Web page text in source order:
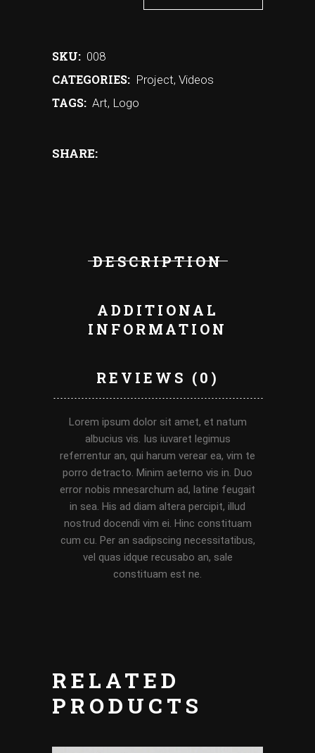
SKU: 008
CATEGORIES: Project, Videos
TAGS: Art, Logo
SHARE:
DESCRIPTION
ADDITIONAL
INFORMATION
REVIEWS (0)
Lorem ipsum dolor sit amet, et natum
albucius vis. Ius iuvaret legimus
referrentur an, qui harum verear ea, vim te
porro detracto. Minim aeterno vis in. Duo
error nobis mnesarchum ad, latine feugait
in sea. His ad diam altera percipit, illud
nostrud docendi vim ei. Hinc constituam
cum cu. Per an sadipscing necessitatibus,
vel quas idque recusabo an, sale
constituam est ne.
RELATED
PRODUCTS